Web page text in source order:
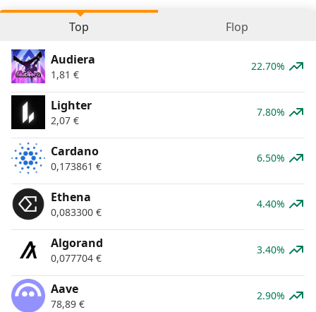
Top Flop
Audiera
1,81 €
22.70%
Lighter
2,07 €
7.80%
Cardano
0,173861 €
6.50%
Ethena
0,083300 €
4.40%
Algorand
0,077704 €
3.40%
Aave
78,89 €
2.90%